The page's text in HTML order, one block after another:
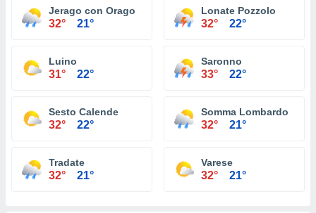
Jerago con Orago
32° 21°
Lonate Pozzolo
32° 22°
Luino
31° 22°
Saronno
33° 22°
Sesto Calende
32° 22°
Somma Lombardo
32° 21°
Tradate
32° 21°
Varese
32° 21°